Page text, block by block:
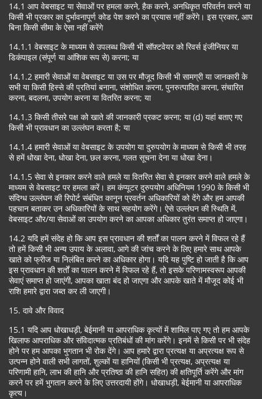
14.1 आप वेबसाइट या सेवाओं पर हमला करने, हैक करने, अनधिकृत परिवर्तन करने या
किसी भी प्रकार का दुर्भावनापूर्ण कोड पेश करने का प्रयास नहीं करेंगे। इस प्रकार, आप
बिना किसी सीमा के ऐसा नहीं करेंगे
14.1.1 वेबसाइट के माध्यम से उपलब्ध किसी भी सॉफ़्टवेयर को रिवर्स इंजीनियर या
डिकंपाइल (संपूर्ण या आंशिक रूप से) करना; या
14.1.2 हमारी सेवाओं या वेबसाइट या उस पर मौजूद किसी भी सामग्री या जानकारी के
सभी या किसी हिस्से की प्रतियां बनाना, संशोधित करना, पुनरुत्पादित करना, संचारित
करना, बदलना, उपयोग करना या वितरित करना; या
14.1.3 किसी तीसरे पक्ष को खाते की जानकारी प्रकट करना; या (d) यहां बताए गए
किसी भी प्रावधान का उल्लंघन करता है; या
14.1.4 हमारी सेवाओं या वेबसाइट के उपयोग या दुरुपयोग के माध्यम से किसी भी तरह
से हमें धोखा देना, धोखा देना, छल करना, गलत सूचना देना या धोखा देना।
14.1.5 सेवा से इनकार करने वाले हमले या वितरित सेवा से इनकार करने वाले हमले के
माध्यम से वेबसाइट पर हमला करें। हम कंप्यूटर दुरुपयोग अधिनियम 1990 के किसी भी
संदिग्ध उल्लंघन की रिपोर्ट संबंधित कानून प्रवर्तन अधिकारियों को देंगे और हम आपकी
पहचान बताकर उन अधिकारियों के साथ सहयोग करेंगे। ऐसे उल्लंघन की स्थिति में,
वेबसाइट और/या सेवाओं का उपयोग करने का आपका अधिकार तुरंत समाप्त हो जाएगा।
14.2 यदि हमें संदेह हो कि आप इस प्रावधान की शर्तों का पालन करने में विफल रहे हैं
तो हमें किसी भी अन्य उपाय के अलावा, आगे की जांच करने के लिए हमारे साथ आपके
खाते को फ्रीज या निलंबित करने का अधिकार होगा। यदि यह पुष्टि हो जाती है कि आप
इस प्रावधान की शर्तों का पालन करने में विफल रहे हैं, तो इसके परिणामस्वरूप आपकी
सेवाएं समाप्त हो जाएंगी, आपका खाता बंद हो जाएगा और आपके खाते में मौजूद कोई भी
राशि हमारे द्वारा जब्त कर ली जाएगी।
15. दावे और विवाद
15.1 यदि आप धोखाधड़ी, बेईमानी या आपराधिक कृत्यों में शामिल पाए गए तो हम आपके
खिलाफ आपराधिक और संविदात्मक प्रतिबंधों की मांग करेंगे। इनमें से किसी पर भी संदेह
होने पर हम आपका भुगतान भी रोक देंगे। आप हमारे द्वारा प्रत्यक्ष या अप्रत्यक्ष रूप से
उत्पन्न होने वाली सभी लागतों, शुल्कों या हानियों (किसी भी प्रत्यक्ष, अप्रत्यक्ष या
परिणामी हानि, लाभ की हानि और प्रतिष्ठा की हानि सहित) की क्षतिपूर्ति करेंगे और मांग
करने पर हमें भुगतान करने के लिए उत्तरदायी होंगे। धोखाधड़ी, बेईमानी या आपराधिक
कृत्य।